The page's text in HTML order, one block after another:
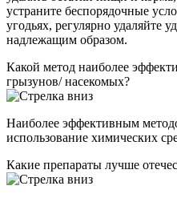
устраните беспорядочные
угодьях, регулярно удаляйте
надлежащим образом.
Какой метод наиболее
грызунов/ насекомых?
Наиболее эффективным
использование химических
Какие препараты лучше